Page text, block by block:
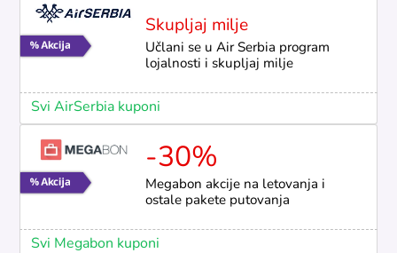
Skupljaj milje
Učlani se u Air Serbia program
lojalnosti i skupljaj milje
Svi AirSerbia kuponi
-30%
Megabon akcije na letovanja i
ostale pakete putovanja
Svi Megabon kuponi